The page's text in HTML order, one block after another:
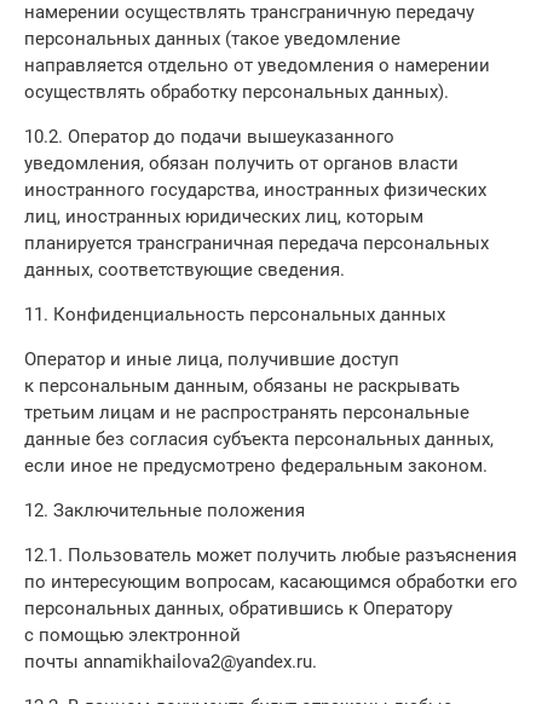
намерении осуществлять трансграничную передачу
персональных данных (такое уведомление
направляется отдельно от уведомления о намерении
осуществлять обработку персональных данных).
10.2. Оператор до подачи вышеуказанного
уведомления, обязан получить от органов власти
иностранного государства, иностранных физических
лиц, иностранных юридических лиц, которым
планируется трансграничная передача персональных
данных, соответствующие сведения.
11. Конфиденциальность персональных данных
Оператор и иные лица, получившие доступ
к персональным данным, обязаны не раскрывать
третьим лицам и не распространять персональные
данные без согласия субъекта персональных данных,
если иное не предусмотрено федеральным законом.
12. Заключительные положения
12.1. Пользователь может получить любые разъяснения
по интересующим вопросам, касающимся обработки его
персональных данных, обратившись к Оператору
с помощью электронной
почты annamikhailova2@yandex.ru.